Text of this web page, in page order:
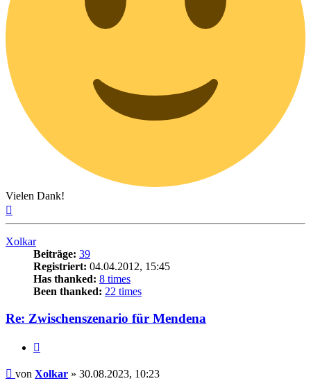
Vielen Dank!
Xolkar
Beiträge: 39
Registriert: 04.04.2012, 15:45
Has thanked: 8 times
Been thanked: 22 times
Re: Zwischenszenario für Mendena
Beitrag
von Xolkar » 30.08.2023, 10:23